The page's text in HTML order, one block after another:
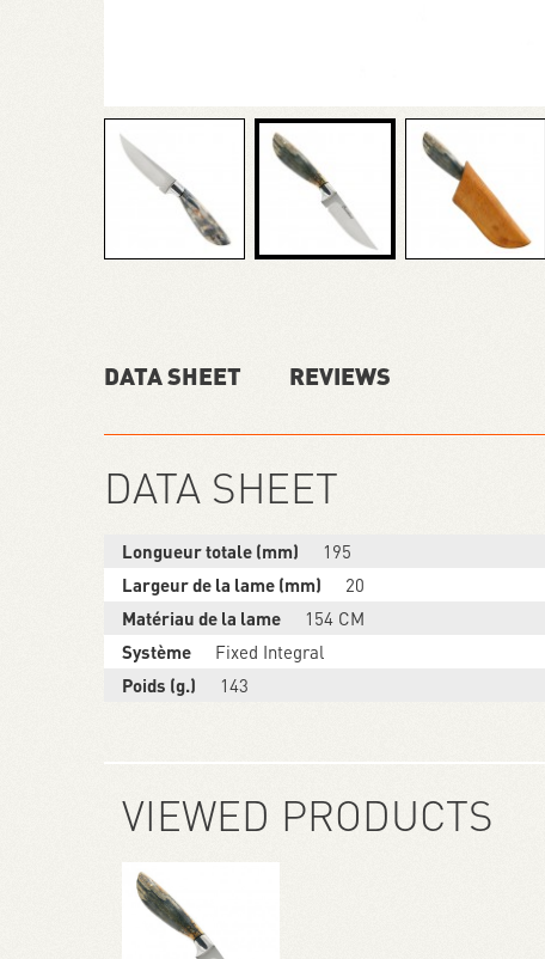
DATA SHEET REVIEWS
DATA SHEET
Longueur totale (mm) 195
Largeur de la lame (mm)
20
Matériau de la lame
154 CM
Système
Fixed Integral
Poids (g.)
143
VIEWED PRODUCTS